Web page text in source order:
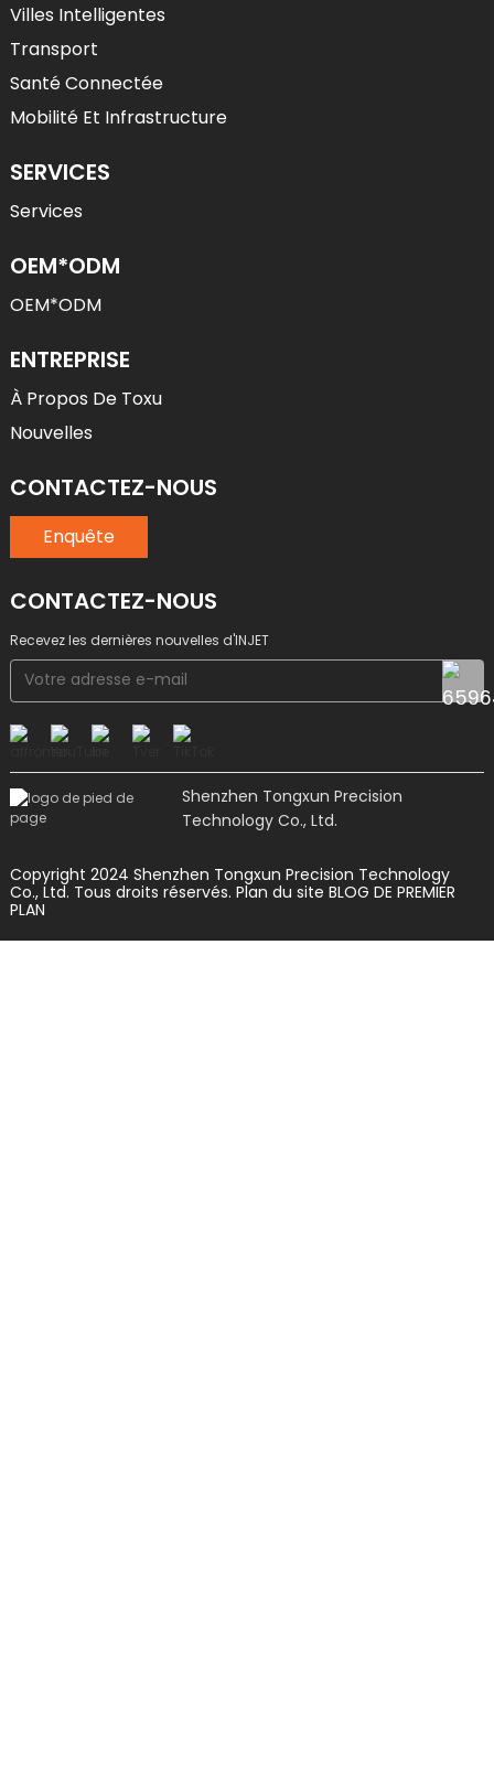
Villes Intelligentes
Transport
Santé Connectée
Mobilité Et Infrastructure
SERVICES
Services
OEM*ODM
OEM*ODM
ENTREPRISE
À Propos De Toxu
Nouvelles
CONTACTEZ-NOUS
Enquête
CONTACTEZ-NOUS
Recevez les dernières nouvelles d'INJET
Shenzhen Tongxun Precision
Technology Co., Ltd.
Copyright 2024 Shenzhen Tongxun Precision Technology
Co., Ltd. Tous droits réservés. Plan du site BLOG DE PREMIER
PLAN